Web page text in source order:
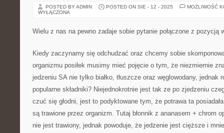
POSTED BY ADMIN POSTED ON SIE - 12 - 2025
MOŻLIWOŚĆ
WYŁĄCZONA
Wielu z nas na pewno zadaje sobie pytanie połączone z pozycją
Kiedy zaczynamy się odchudzać oraz chcemy sobie
organizmu posiłek musimy mieć pojęcie o tym, że niezmiernie
jedzeniu SA nie tylko białko, tłuszcze oraz węglowodany, jednak
popularne składniki? Niejednokrotnie jest tak ze po zjedzeniu
czuć się głodni, jest to podyktowane tym, że potrawa ta
są trawione przez organizm. Tutaj błonnik z ananasem + chrom
nie jest trawiony, jednak powoduje, że jedzenie jest cięższe i